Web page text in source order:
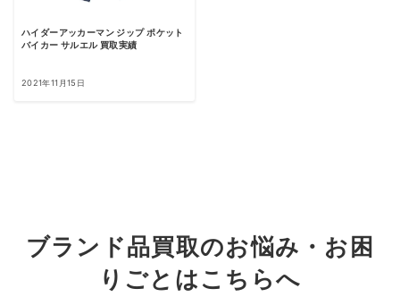
ハイダーアッカーマン ジップ ポケット
バイカー サルエル 買取実績
2021年11月15日
ブランド品買取のお悩み・お困
りごとはこちらへ